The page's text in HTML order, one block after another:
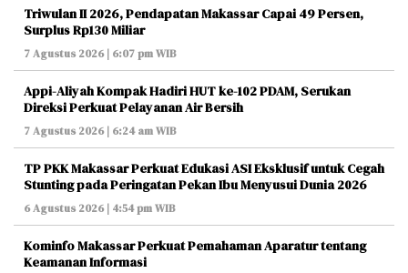
Triwulan II 2026, Pendapatan Makassar Capai 49 Persen,
Surplus Rp130 Miliar
7 Agustus 2026 | 6:07 pm WIB
Appi-Aliyah Kompak Hadiri HUT ke-102 PDAM, Serukan
Direksi Perkuat Pelayanan Air Bersih
7 Agustus 2026 | 6:24 am WIB
TP PKK Makassar Perkuat Edukasi ASI Eksklusif untuk Cegah
Stunting pada Peringatan Pekan Ibu Menyusui Dunia 2026
6 Agustus 2026 | 4:54 pm WIB
Kominfo Makassar Perkuat Pemahaman Aparatur tentang
Keamanan Informasi